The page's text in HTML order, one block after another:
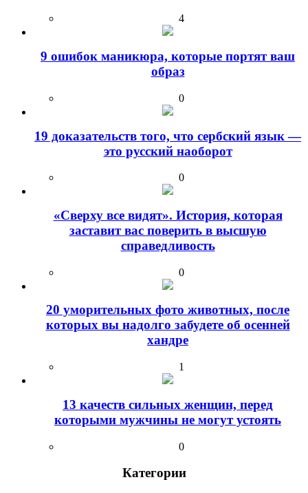
4
9 ошибок маникюра, которые портят ваш
образ
0
19 доказательств того, что сербский язык —
это русский наоборот
0
«Сверху все видят». История, которая
заставит вас поверить в высшую
справедливость
0
20 уморительных фото животных, после
которых вы надолго забудете об осенней
хандре
1
13 качеств сильных женщин, перед
которыми мужчины не могут устоять
0
Категории